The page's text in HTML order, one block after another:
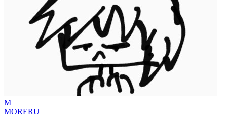
M
MORERU